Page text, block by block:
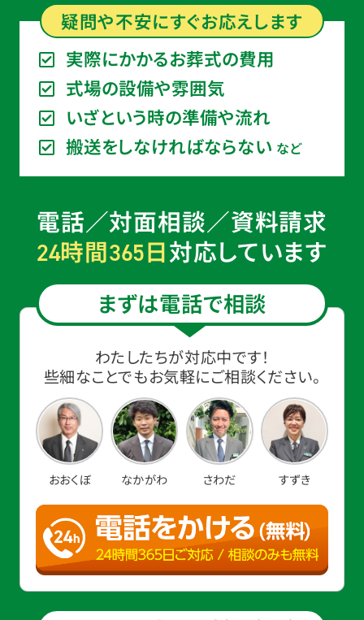
疑問や不安にすぐお応えします
実際にかかるお葬式の費用
式場の設備や雰囲気
いざという時の準備や流れ
搬送をしなければならない など
電話／対面相談／資料請求
24時間365日対応しています
まずは電話で相談
わたしたちが対応中です！
些細なことでもお気軽にご相談ください。
おおくぼ なかがわ さわだ すずき